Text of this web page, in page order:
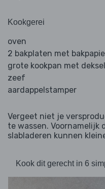
Kookgerei
oven
2 bakplaten met
grote kookpan met deksel
zeef
aardappelstamper
Vergeet niet je
te wassen. Voornamelijk
slabladeren kunnen
Kook dit gerecht in 6